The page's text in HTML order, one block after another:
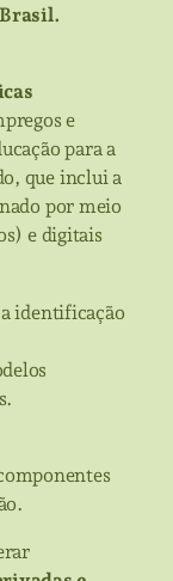
e
para a
que inclui a
por meio
e digitais
identificação